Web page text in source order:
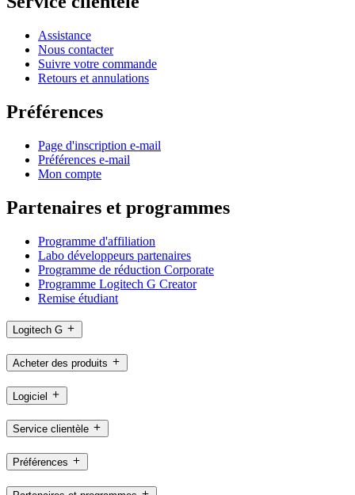
Assistance
Nous contacter
Suivre votre commande
Retours et annulations
Préférences
Page d'inscription e-mail
Préférences e-mail
Mon compte
Partenaires et programmes
Programme d'affiliation
Labo développeurs partenaires
Programme de réduction Corporate
Programme Logitech G Creator
Remise étudiant
Logitech G
Acheter des produits
Logiciel
Service clientèle
Préférences